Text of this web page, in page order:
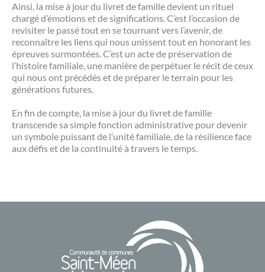
Ainsi, la mise à jour du livret de famille devient un rituel
chargé d’émotions et de significations. C’est l’occasion de
revisiter le passé tout en se tournant vers l’avenir, de
reconnaître les liens qui nous unissent tout en honorant les
épreuves surmontées. C’est un acte de préservation de
l’histoire familiale, une manière de perpétuer le récit de ceux
qui nous ont précédés et de préparer le terrain pour les
générations futures.
En fin de compte, la mise à jour du livret de famille
transcende sa simple fonction administrative pour devenir
un symbole puissant de l’unité familiale, de la résilience face
aux défis et de la continuité à travers le temps.